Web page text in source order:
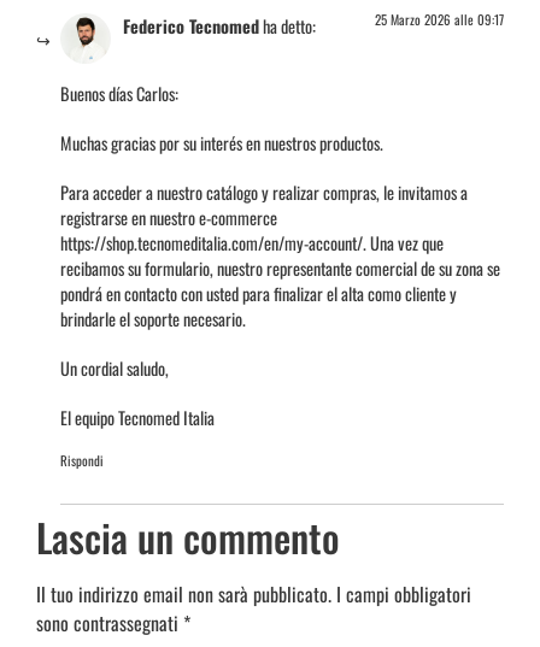
Federico Tecnomedha detto: 25 Marzo 2026 alle 09:17
Buenos días Carlos:
Muchas gracias por su interés en nuestros productos.
Para acceder a nuestro catálogo y realizar compras, le invitamos a
registrarse en nuestro e-commerce
https://shop.tecnomeditalia.com/en/my-account/. Una vez que
recibamos su formulario, nuestro representante comercial de su zona se
pondrá en contacto con usted para finalizar el alta como cliente y
brindarle el soporte necesario.
Un cordial saludo,
El equipo Tecnomed Italia
Rispondi
Lascia un commento
Il tuo indirizzo email non sarà pubblicato. I campi obbligatori
sono contrassegnati *